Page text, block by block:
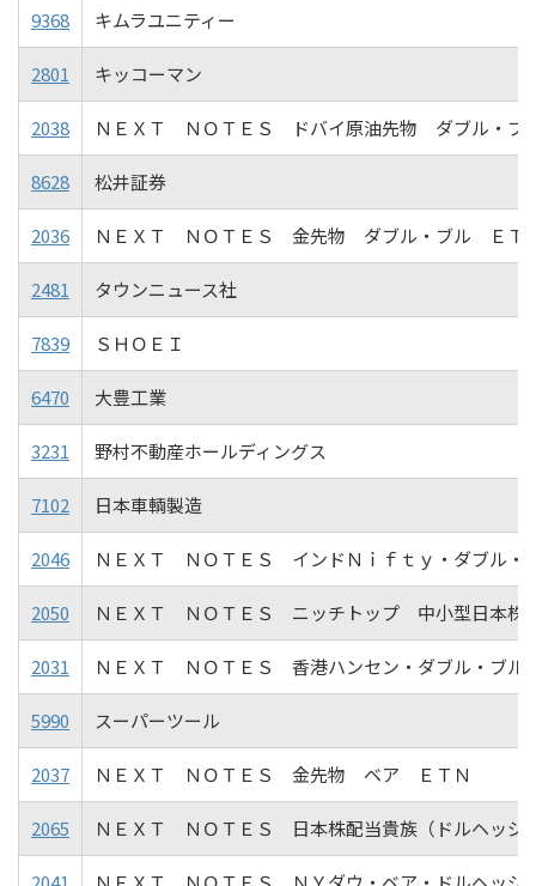
9368 キムラユニティー
2801 キッコーマン
2038 ＮＥＸＴ ＮＯＴＥＳ ドバイ原油先物 ダブル・
8628 松井証券
2036 ＮＥＸＴ ＮＯＴＥＳ 金先物 ダブル・ブル ＥＴ
2481 タウンニュース社
7839 ＳＨＯＥＩ
6470 大豊工業
3231 野村不動産ホールディングス
7102 日本車輌製造
2046 ＮＥＸＴ ＮＯＴＥＳ インドＮｉｆｔｙ・ダブル
2050 ＮＥＸＴ ＮＯＴＥＳ ニッチトップ 中小型日本株
2031 ＮＥＸＴ ＮＯＴＥＳ 香港ハンセン・ダブル・ブ
5990 スーパーツール
2037 ＮＥＸＴ ＮＯＴＥＳ 金先物 ベア ＥＴＮ
2065 ＮＥＸＴ ＮＯＴＥＳ 日本株配当貴族（ドルヘッジ